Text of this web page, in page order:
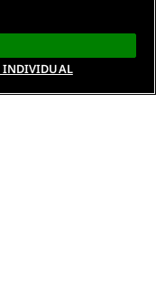
INDIVIDUAL